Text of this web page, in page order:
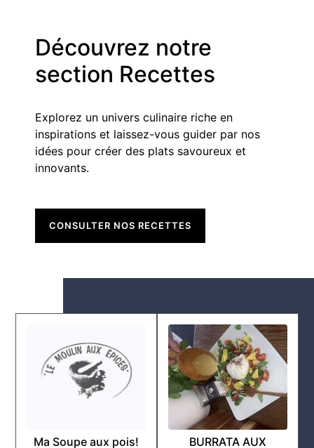
Découvrez notre
section Recettes
Explorez un univers culinaire riche en
inspirations et laissez-vous guider par nos
idées pour créer des plats savoureux et
innovants.
CONSULTER NOS RECETTES
Ma Soupe aux pois!
BURRATA AUX